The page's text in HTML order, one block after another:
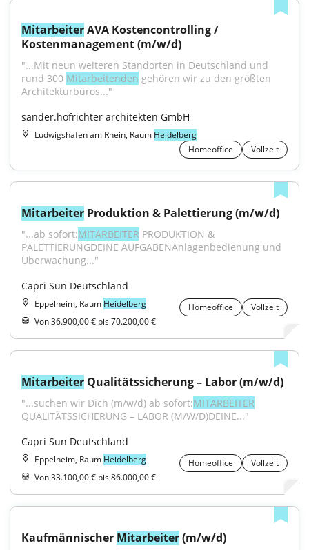
Mitarbeiter AVA Kostencontrolling /
Kostenmanagement (m/w/d)
"...Mit neun weiteren Standorten in Deutschland und
rund 300 Mitarbeitenden gehören wir zu den größten
Architekturbüros..."
sander.hofrichter architekten GmbH
Ludwigshafen am Rhein, Raum Heidelberg
Homeoffice
Vollzeit
Mitarbeiter Produktion & Palettierung (m/w/d)
"...ab sofort:MITARBEITER PRODUKTION &
PALETTIERUNGDEINE AUFGABENAnlagenbedienung und
Überwachung..."
Capri Sun Deutschland
Eppelheim, Raum Heidelberg Homeoffice
Vollzeit
Von 36.900,00 € bis 70.200,00 €
Mitarbeiter Qualitätssicherung – Labor (m/w/d)
"...suchen wir Dich (m/w/d) ab sofort:MITARBEITER
QUALITÄTSSICHERUNG – LABOR (M/W/D)DEINE..."
Capri Sun Deutschland
Eppelheim, Raum Heidelberg Homeoffice
Vollzeit
Von 33.100,00 € bis 86.000,00 €
Kaufmännischer Mitarbeiter (m/w/d)